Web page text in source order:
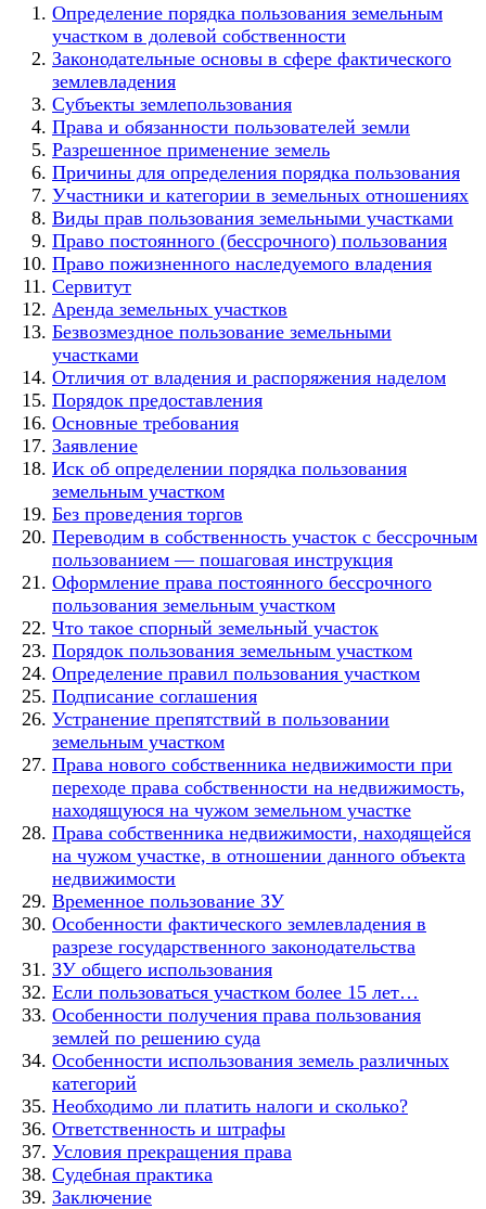
Определение порядка пользования земельным
участком в долевой собственности
Законодательные основы в сфере фактического
землевладения
Субъекты землепользования
Права и обязанности пользователей земли
Разрешенное применение земель
Причины для определения порядка пользования
Участники и категории в земельных отношениях
Виды прав пользования земельными участками
Право постоянного (бессрочного) пользования
Право пожизненного наследуемого владения
Сервитут
Аренда земельных участков
Безвозмездное пользование земельными
участками
Отличия от владения и распоряжения наделом
Порядок предоставления
Основные требования
Заявление
Иск об определении порядка пользования
земельным участком
Без проведения торгов
Переводим в собственность участок с бессрочным
пользованием — пошаговая инструкция
Оформление права постоянного бессрочного
пользования земельным участком
Что такое спорный земельный участок
Порядок пользования земельным участком
Определение правил пользования участком
Подписание соглашения
Устранение препятствий в пользовании
земельным участком
Права нового собственника недвижимости при
переходе права собственности на недвижимость,
находящуюся на чужом земельном участке
Права собственника недвижимости, находящейся
на чужом участке, в отношении данного объекта
недвижимости
Временное пользование ЗУ
Особенности фактического землевладения в
разрезе государственного законодательства
ЗУ общего использования
Если пользоваться участком более 15 лет…
Особенности получения права пользования
землей по решению суда
Особенности использования земель различных
категорий
Необходимо ли платить налоги и сколько?
Ответственность и штрафы
Условия прекращения права
Судебная практика
Заключение